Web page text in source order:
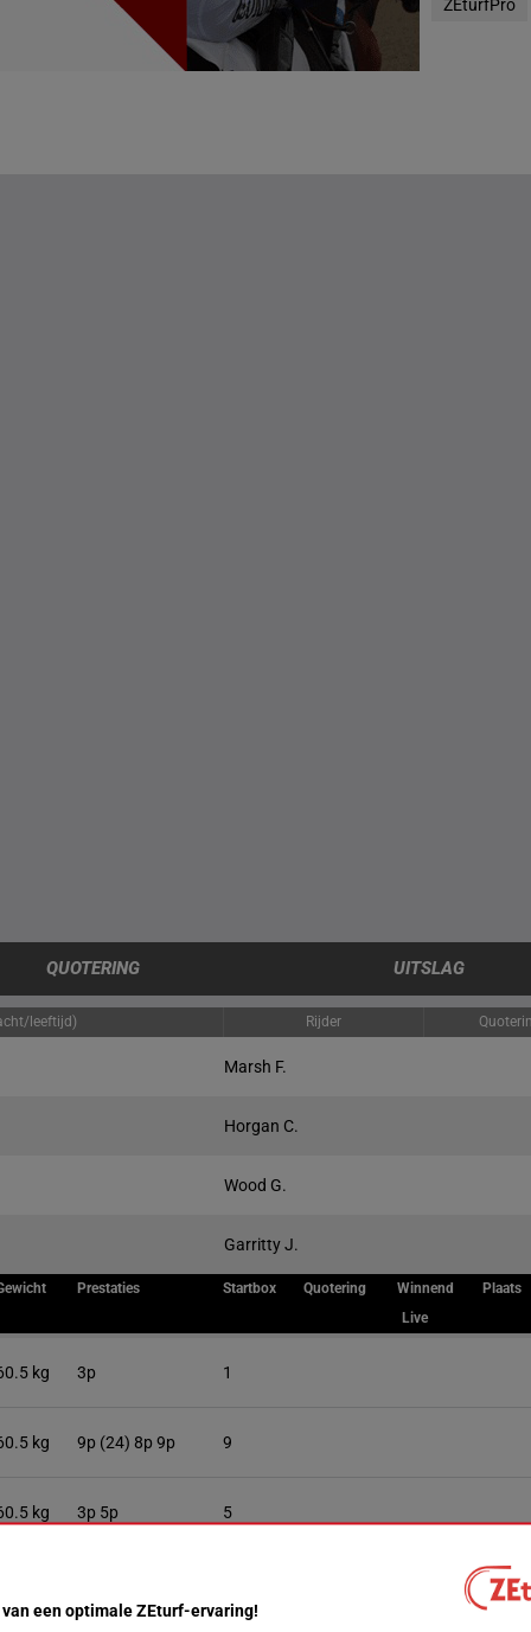
STATEN
ZEturfPro
QUOTERING UITSLAG
leeftijd) Rijder
Marsh F.
Horgan C.
Wood G.
Garritty J.
Prestaties Startbox Quotering Winnend
Plaats
Live
kg 3p 1
kg 9p (24) 8p 9p 9
kg 3p 5p 5
een optimale ZEturf-ervaring!